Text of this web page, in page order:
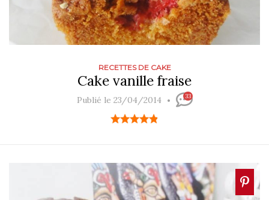
RECETTES DE CAKE
Cake vanille fraise
Publié le 23/04/2014 33